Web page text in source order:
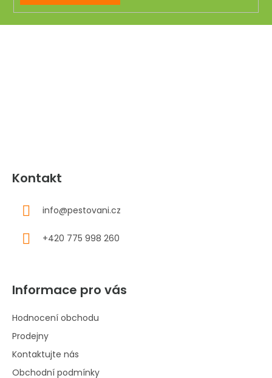
Kontakt
info@pestovani.cz
+420 775 998 260
Informace pro vás
Hodnocení obchodu
Prodejny
Kontaktujte nás
Obchodní podmínky